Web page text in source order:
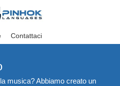
Contattaci
musica? Abbiamo creato un